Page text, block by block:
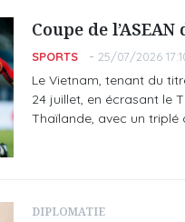
Coupe de
SPORTS 25/07/2026
Le Vietnam, tenant du
24 juillet, en écrasant le
Thaïlande, avec un triplé
DIPLOMATIE